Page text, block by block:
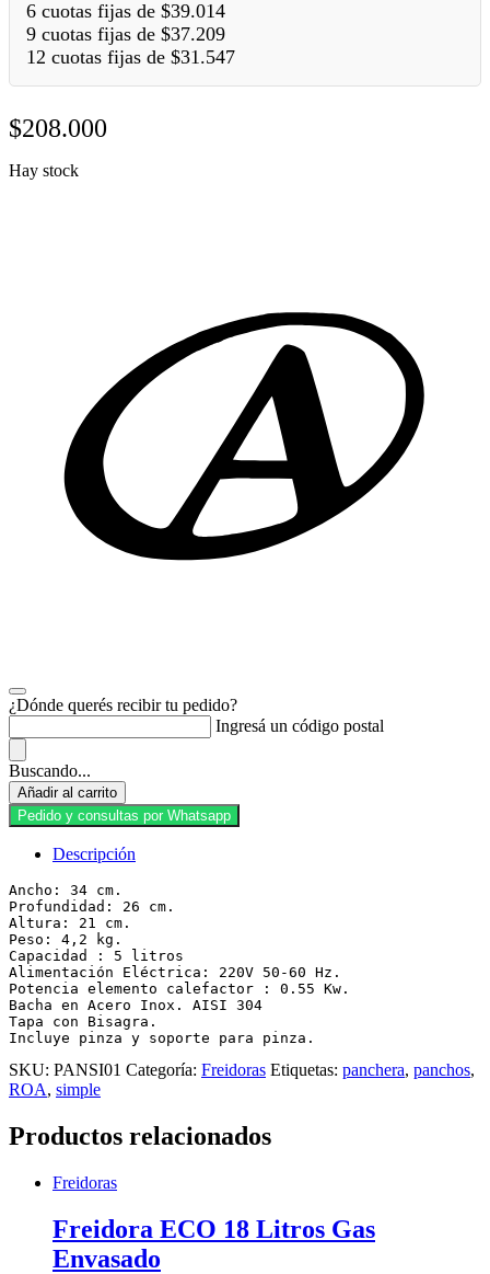
6 cuotas fijas de $39.014
9 cuotas fijas de $37.209
12 cuotas fijas de $31.547
$208.000
Hay stock
¿Dónde querés recibir tu pedido?
Ingresá un código postal
Buscando...
Panchera
simple
Roa
cantidad
Añadir al carrito
Pedido y consultas por Whatsapp
Descripción
Ancho: 34 cm.
Profundidad: 26 cm.
Altura: 21 cm.
Peso: 4,2 kg.
Capacidad : 5 litros
Alimentación Eléctrica: 220V 50-60 Hz.
Potencia elemento calefactor : 0.55 Kw.
Bacha en Acero Inox. AISI 304
Tapa con Bisagra.
Incluye pinza y soporte para pinza.
SKU: PANSI01 Categoría: Freidoras Etiquetas: panchera, panchos,
ROA, simple
Productos relacionados
Freidoras
Freidora ECO 18 Litros Gas
Envasado